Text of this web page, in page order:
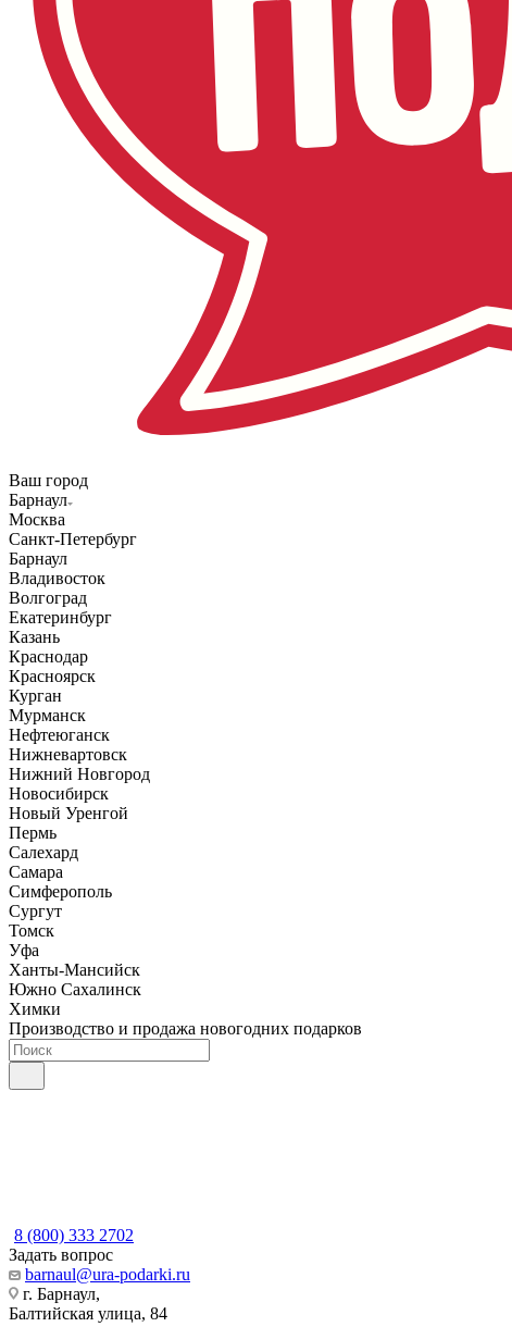
Ваш город
Барнаул
Москва
Санкт-Петербург
Барнаул
Владивосток
Волгоград
Екатеринбург
Казань
Краснодар
Красноярск
Курган
Мурманск
Нефтеюганск
Нижневартовск
Нижний Новгород
Новосибирск
Новый Уренгой
Пермь
Салехард
Самара
Симферополь
Сургут
Томск
Уфа
Ханты-Мансийск
Южно Сахалинск
Химки
Производство и продажа новогодних подарков
8 (800) 333 2702
Задать вопрос
barnaul@ura-podarki.ru
г. Барнаул,
Балтийская улица, 84